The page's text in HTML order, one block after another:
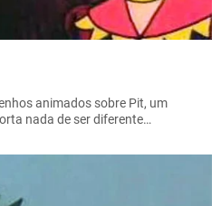
animados sobre Pit, um
nada de ser diferente…